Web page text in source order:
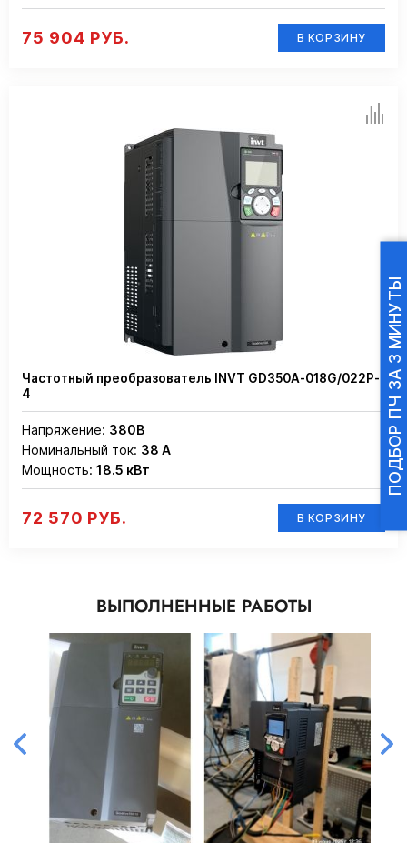
75 904 РУБ. В КОРЗИНУ
Частотный преобразователь INVT GD350A-018G/022P-
4
Напряжение: 380В
Номинальный ток: 38 А
Мощность: 18.5 кВт
72 570 РУБ. В КОРЗИНУ
ВЫПОЛНЕННЫЕ РАБОТЫ
ПОДБОР ПЧ ЗА 3 МИНУТЫ